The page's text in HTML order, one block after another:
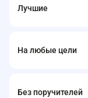
Лучшие
На любые цели
Без поручителей